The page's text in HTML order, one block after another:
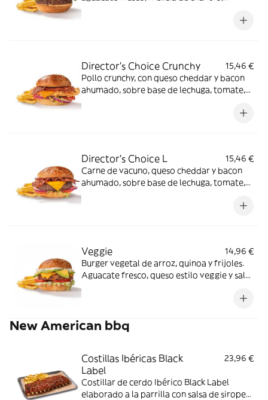
Director's Choice Crunchy
15,46 €
Pollo crunchy, con queso cheddar y bacon
ahumado, sobre base de lechuga, tomate,
Director's Choice L
15,46 €
Carne de vacuno, queso cheddar y bacon
ahumado, sobre base de lechuga, tomate,
Veggie
14,96 €
Burger vegetal de arroz, quinoa y frijoles.
Aguacate fresco, queso estilo veggie y salsa
New American bbq
Costillas Ibéricas Black
Label
23,96 €
Costillar de cerdo Ibérico Black Label
elaborado a la parrilla con salsa de sirope